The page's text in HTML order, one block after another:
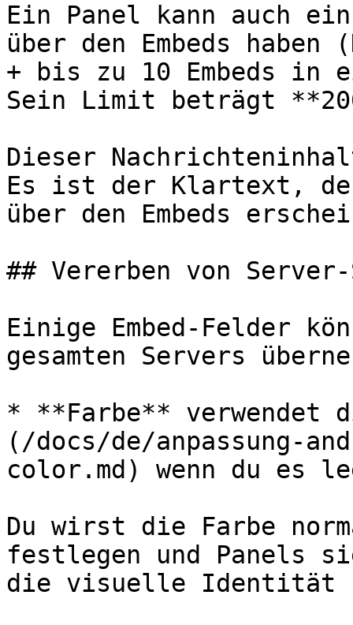
Ein Panel kann auch
über den Embeds
+ bis zu 10 Embeds in
Sein Limit beträgt
Dieser
Es ist der Klartext,
über den Embeds
## Vererben von
Einige Embed-Felder
gesamten Servers
* **Farbe** verwendet
(/docs/de/anpassung-
color.md) wenn du es
Du wirst die Farbe
festlegen und Panels
die visuelle Identität